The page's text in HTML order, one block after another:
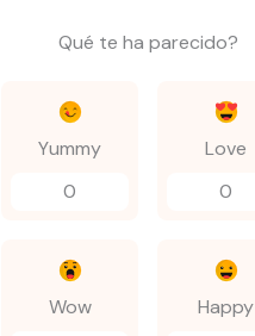
Qué te ha parecido?
Yummy
0
Love
0
Wow
Happy